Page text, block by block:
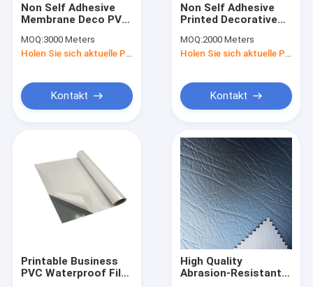
Non Self Adhesive
Membrane Deco PVC
MOQ:3000 Meters
Kontakt
Non Self Adhesive
Printed Decorative
Furniture Sideboard
Panel Vinyl Film Roll
MOQ:2000 Meters
Kontakt
Printable Business
PVC Waterproof Film
High Quality
Abrasion-Resistant